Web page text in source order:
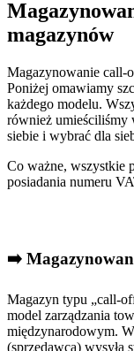
magazynów
Magazynowanie call-
Poniżej omawiamy
każdego modelu.
również umieściliśmy
siebie i wybrać dla
Co ważne, wszystkie
posiadania numeru
➡️
Magazyn typu „call-
model zarządzania
międzynarodowym.
(sprzedawca) wysyła